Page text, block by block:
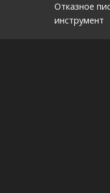
Отказное
инструмент